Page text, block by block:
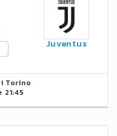
Juventus
Torino
21:45